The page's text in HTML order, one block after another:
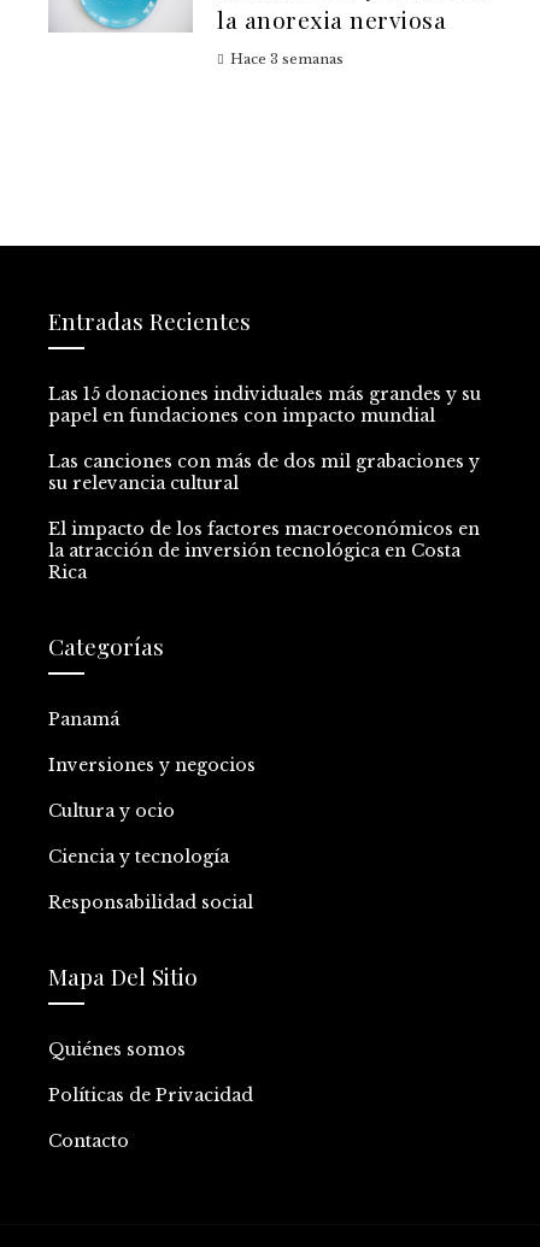
la anorexia nerviosa
Hace 3 semanas
Entradas Recientes
Las 15 donaciones individuales más grandes y su
papel en fundaciones con impacto mundial
Las canciones con más de dos mil grabaciones y
su relevancia cultural
El impacto de los factores macroeconómicos en
la atracción de inversión tecnológica en Costa
Rica
Categorías
Panamá
Inversiones y negocios
Cultura y ocio
Ciencia y tecnología
Responsabilidad social
Mapa Del Sitio
Quiénes somos
Políticas de Privacidad
Contacto